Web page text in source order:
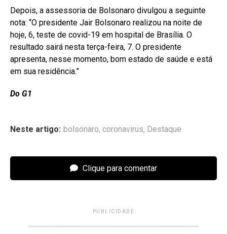
Depois, a assessoria de Bolsonaro divulgou a seguinte
nota: “O presidente Jair Bolsonaro realizou na noite de
hoje, 6, teste de covid-19 em hospital de Brasília. O
resultado sairá nesta terça-feira, 7. O presidente
apresenta, nesse momento, bom estado de saúde e está
em sua residência.”
Do G1
Neste artigo: bolsonaro, coronavirus, Destaque
Clique para comentar
PUBLICIDADE